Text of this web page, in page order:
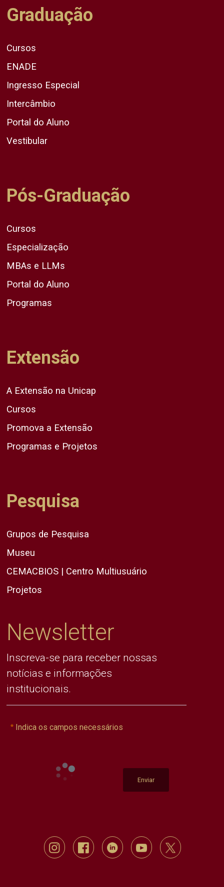
Graduação
Cursos
ENADE
Ingresso Especial
Intercâmbio
Portal do Aluno
Vestibular
Pós-Graduação
Cursos
Especialização
MBAs e LLMs
Portal do Aluno
Programas
Extensão
A Extensão na Unicap
Cursos
Promova a Extensão
Programas e Projetos
Pesquisa
Grupos de Pesquisa
Museu
CEMACBIOS | Centro Multiusuário
Projetos
Newsletter
Inscreva-se para receber nossas
notícias e informações
institucionais.
Indica os campos necessários
Enviar